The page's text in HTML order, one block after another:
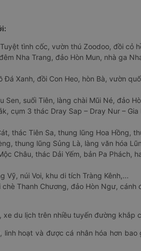
tình cốc, vườn thú Zoodoo, đồi cỏ
Nha Trang, đảo Hòn Mun, nhà ga
Xanh, đồi Con Heo, hòn Bà, vườn
suối Tiên, làng chài Mũi Né, đảo
cụm 3 thác Dray Sap – Dray Nur – Gia
thác Tiên Sa, thung lũng Hoa Hồng,
thung lũng Sủng Là, làng văn hóa
Châu, thác Dải Yếm, bản Pa Phách,
Vỹ, núi Voi, khu di tích Tràng Kênh,...
Thanh Chương, đảo Hòn Ngư,
du lịch trên nhiều tuyến đường khắp
hoạt và được cá nhân hóa hơn bao